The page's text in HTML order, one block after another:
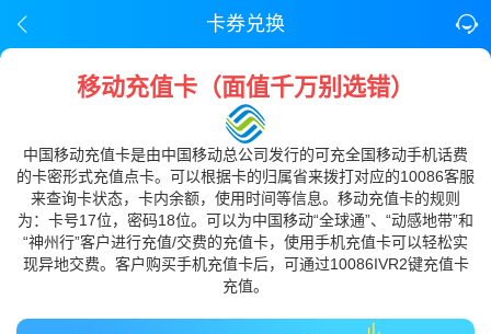
卡券兑换
移动充值卡（面值千万别选错）
中国移动充值卡是由中国移动总公司发行的可充全国移动手机话费
的卡密形式充值点卡。可以根据卡的归属省来拨打对应的10086客服
来查询卡状态，卡内余额，使用时间等信息。移动充值卡的规则
为：卡号17位，密码18位。可以为中国移动“全球通”、“动感地带”和
“神州行”客户进行充值/交费的充值卡，使用手机充值卡可以轻松实
现异地交费。客户购买手机充值卡后，可通过10086IVR2键充值卡
充值。